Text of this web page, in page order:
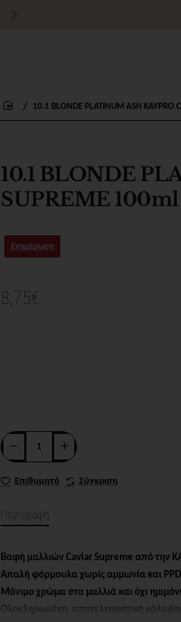
10.1 BLONDE PLATINUM ASH KAYPRO
10.1 BLONDE
SUPREME 100ml
Ενημέρωση
8,75€
Επιθυμητό Σύγκριση
Περιγραφή
Βαφή μαλλιών Caviar Supreme από την
Απαλή φόρμουλα χωρίς αμμωνία και
Μόνιμο χρώμα στα μαλλιά και όχι
Ολοκληρωμένη, αποτελεσματική κάλυψη